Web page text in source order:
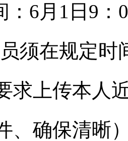
6月 1 日 9：
须在规定时
求上传本人
、确保清晰